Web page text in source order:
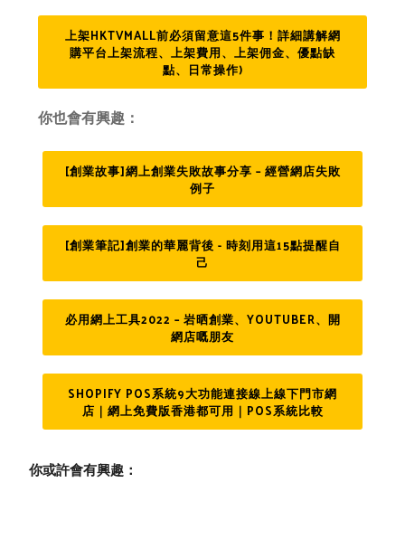
上架HKTVMALL前必須留意這5件事！詳細講解網
購平台上架流程、上架費用、上架佣金、優點缺
點、日常操作)
你也會有興趣：
[創業故事]網上創業失敗故事分享 – 經營網店失敗
例子
[創業筆記]創業的華麗背後 - 時刻用這15點提醒自
己
必用網上工具2022 – 岩晒創業、YOUTUBER、開
網店嘅朋友
SHOPIFY POS系統9大功能連接線上線下門市網
店｜網上免費版香港都可用｜POS系統比較
你或許會有興趣：